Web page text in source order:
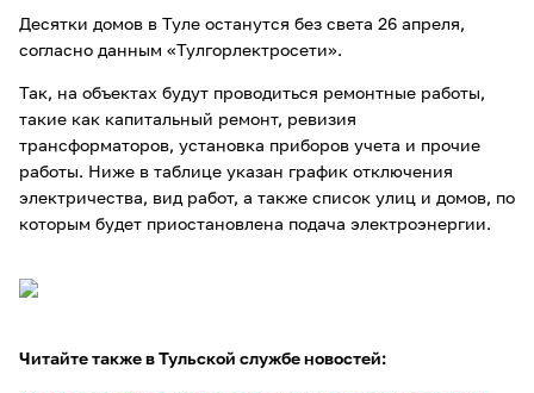
Десятки домов в Туле останутся без света 26 апреля,
согласно данным «Тулгорлектросети».
Так, на объектах будут проводиться ремонтные работы,
такие как капитальный ремонт, ревизия
трансформаторов, установка приборов учета и прочие
работы. Ниже в таблице указан график отключения
электричества, вид работ, а также список улиц и домов, по
которым будет приостановлена подача электроэнергии.
Читайте также в Тульской службе новостей: